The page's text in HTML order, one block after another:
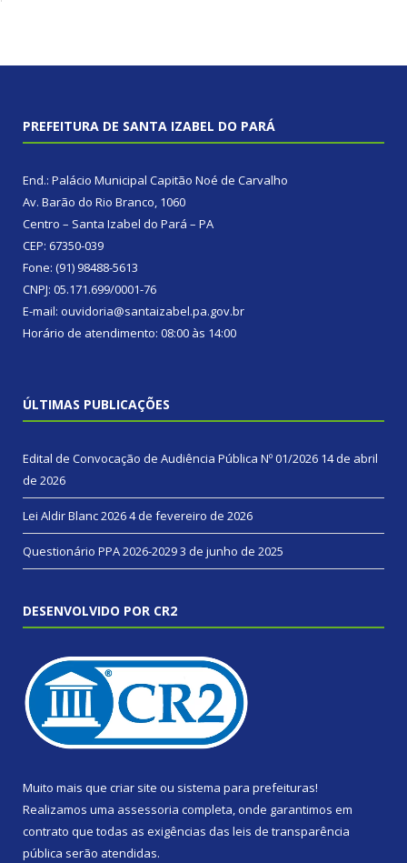
PREFEITURA DE SANTA IZABEL DO PARÁ
End.: Palácio Municipal Capitão Noé de Carvalho
Av. Barão do Rio Branco, 1060
Centro – Santa Izabel do Pará – PA
CEP: 67350-039
Fone: (91) 98488-5613
CNPJ: 05.171.699/0001-76
E-mail: ouvidoria@santaizabel.pa.gov.br
Horário de atendimento: 08:00 às 14:00
ÚLTIMAS PUBLICAÇÕES
Edital de Convocação de Audiência Pública Nº 01/2026 14 de abril
de 2026
Lei Aldir Blanc 20264 de fevereiro de 2026
Questionário PPA 2026-20293 de junho de 2025
DESENVOLVIDO POR CR2
Muito mais que criar site ou sistema para prefeituras!
Realizamos uma assessoria completa, onde garantimos em
contrato que todas as exigências das leis de transparência
pública serão atendidas.